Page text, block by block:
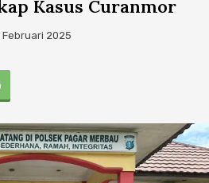
Kasus Curanmor
Februari 2025